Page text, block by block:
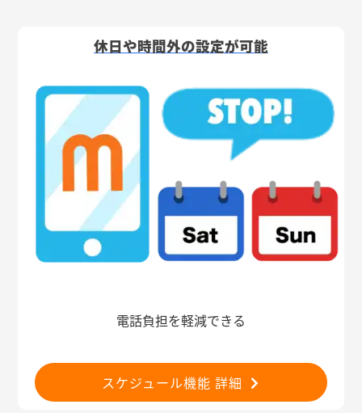
休日や時間外の設定が可能
電話負担を軽減できる
スケジュール機能 詳細